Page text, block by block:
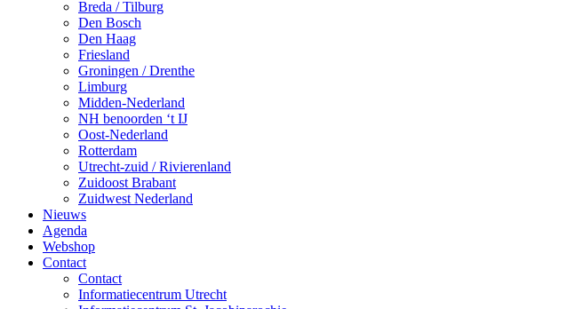
Breda / Tilburg
Den Bosch
Den Haag
Friesland
Groningen / Drenthe
Limburg
Midden-Nederland
NH benoorden ‘t IJ
Oost-Nederland
Rotterdam
Utrecht-zuid / Rivierenland
Zuidoost Brabant
Zuidwest Nederland
Nieuws
Agenda
Webshop
Contact
Contact
Informatiecentrum Utrecht